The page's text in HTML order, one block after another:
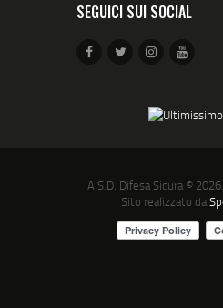
SEGUICI SUI SOCIAL
A.S.D. Difesa Sicura ©
Sito realizzato da